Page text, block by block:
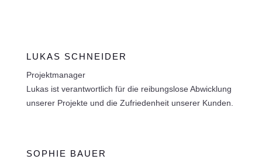
LUKAS SCHNEIDER
Projektmanager
Lukas ist verantwortlich für die reibungslose Abwicklung
unserer Projekte und die Zufriedenheit unserer Kunden.
SOPHIE BAUER